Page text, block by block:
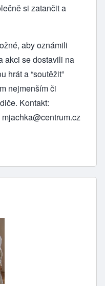
si zatančit a
aby oznámili
akci se dostavili na
hrát a “soutěžit”
nejmenším či
Kontakt:
mjachka@centrum.cz